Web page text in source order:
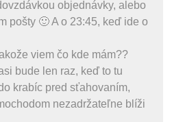
objednávky, alebo
pošty 🙂 A o 23:45, keď ide o
viem čo kde mám??
bude len raz, keď to tu
krabíc pred sťahovaním,
nezadržateľne blíži